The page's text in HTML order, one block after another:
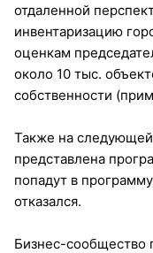
отдаленной
инвентаризацию
оценкам
около 10 тыс.
собственности
Также на следующей
представлена
попадут в
отказался.
Бизнес-сообщество